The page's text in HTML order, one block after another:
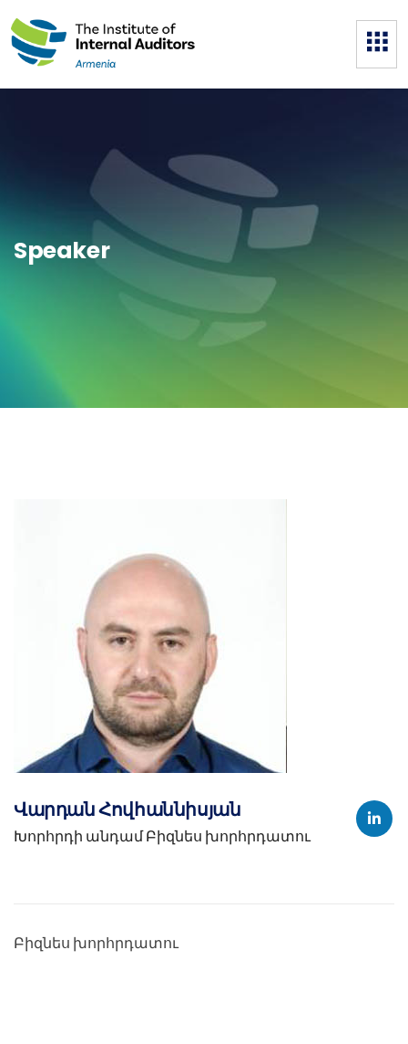
Speaker
Վարդան Հովհաննիսյան
Խորհրդի անդամ Բիզնես խորհրդատու
Բիզնես խորհրդատու